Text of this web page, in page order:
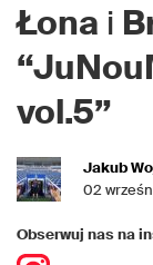
Łona i
vol.5”
Jakub
02
Obserwuj nas na